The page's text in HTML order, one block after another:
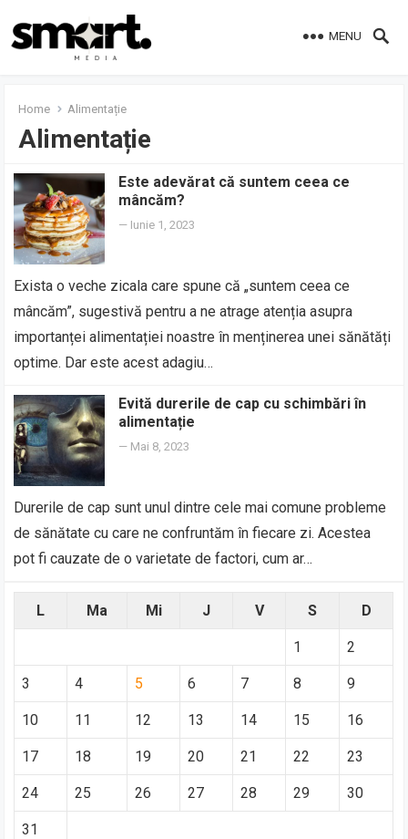
MENU
Home Alimentație
Alimentație
Este adevărat că suntem ceea ce
mâncăm?
— Iunie 1, 2023
Exista o veche zicala care spune că „suntem ceea ce
mâncăm”, sugestivă pentru a ne atrage atenția asupra
importanței alimentației noastre în menținerea unei sănătăți
optime. Dar este acest adagiu…
Evită durerile de cap cu schimbări în
alimentație
— Mai 8, 2023
Durerile de cap sunt unul dintre cele mai comune probleme
de sănătate cu care ne confruntăm în fiecare zi. Acestea
pot fi cauzate de o varietate de factori, cum ar…
L Ma Mi J V S D
1 2
3 4 5 6 7 8 9
10 11 12 13 14 15 16
17 18 19 20 21 22 23
24 25 26 27 28 29 30
31